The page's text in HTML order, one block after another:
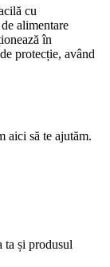
cu
alimentare
în
protecție, având
aici să te ajutăm.
ta și produsul